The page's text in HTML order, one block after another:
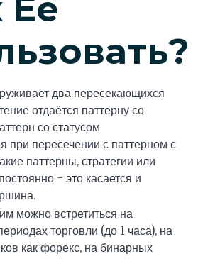
Её
два пересекающихся
отдаётся паттерну со
со статусом
при пересечении с паттерном с
паттерны, стратегии или
– это касается и
можно встретиться на
торговли (до 1 часа), на
как форекс, на бинарных